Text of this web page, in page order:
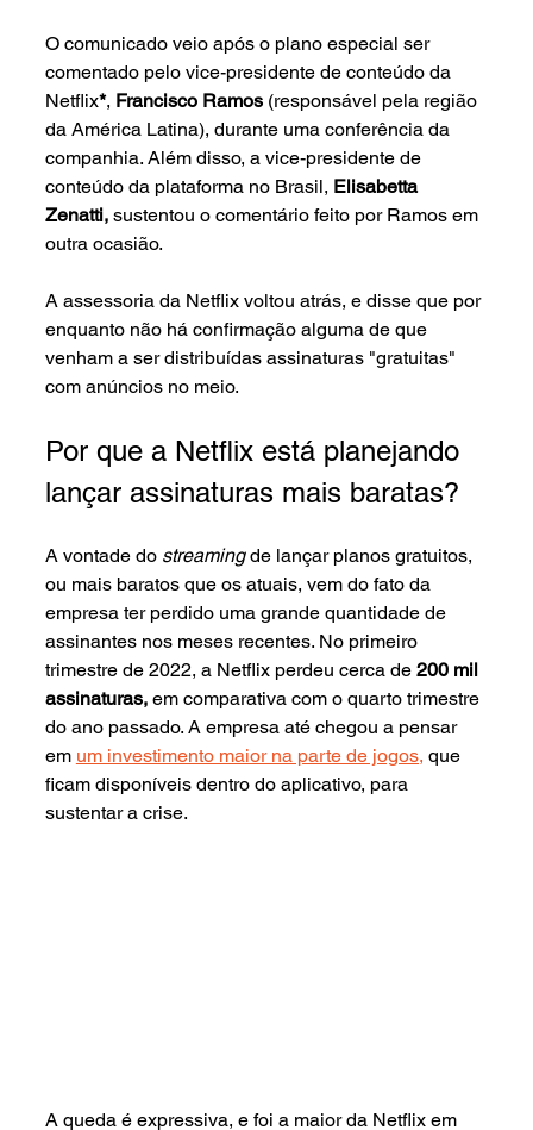
O comunicado veio após o plano especial ser
comentado pelo vice-presidente de conteúdo da
Netflix*, Francisco Ramos (responsável pela região
da América Latina), durante uma conferência da
companhia. Além disso, a vice-presidente de
conteúdo da plataforma no Brasil, Elisabetta
Zenatti, sustentou o comentário feito por Ramos em
outra ocasião.
A assessoria da Netflix voltou atrás, e disse que por
enquanto não há confirmação alguma de que
venham a ser distribuídas assinaturas "gratuitas"
com anúncios no meio.
Por que a Netflix está planejando
lançar assinaturas mais baratas?
A vontade do streaming de lançar planos gratuitos,
ou mais baratos que os atuais, vem do fato da
empresa ter perdido uma grande quantidade de
assinantes nos meses recentes. No primeiro
trimestre de 2022, a Netflix perdeu cerca de 200 mil
assinaturas, em comparativa com o quarto trimestre
do ano passado. A empresa até chegou a pensar
em um investimento maior na parte de jogos, que
ficam disponíveis dentro do aplicativo, para
sustentar a crise.
A queda é expressiva, e foi a maior da Netflix em